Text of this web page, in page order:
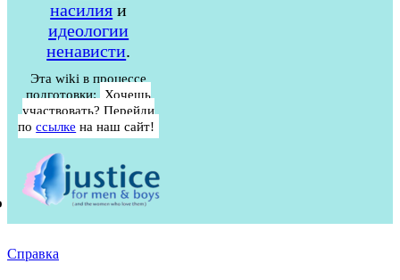
насилия и
идеологии
ненависти.
Эта wiki в процессе
подготовки:
Хочешь
участвовать? Перейди
поссылке на наш сайт!
Справка